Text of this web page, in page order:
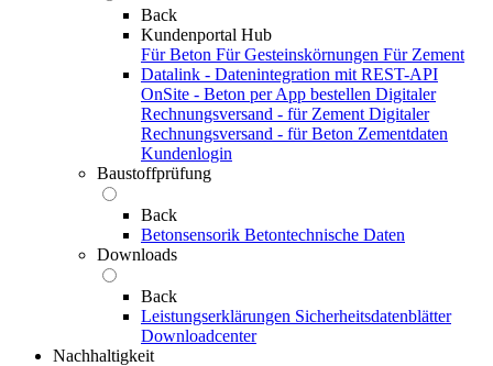
Back
Kundenportal Hub
Für Beton Für Gesteinskörnungen Für Zement
Datalink - Datenintegration mit REST-API
OnSite - Beton per App bestellen Digitaler
Rechnungsversand - für Zement Digitaler
Rechnungsversand - für Beton Zementdaten
Kundenlogin
Baustoffprüfung
Back
Betonsensorik Betontechnische Daten
Downloads
Back
Leistungserklärungen Sicherheitsdatenblätter
Downloadcenter
Nachhaltigkeit